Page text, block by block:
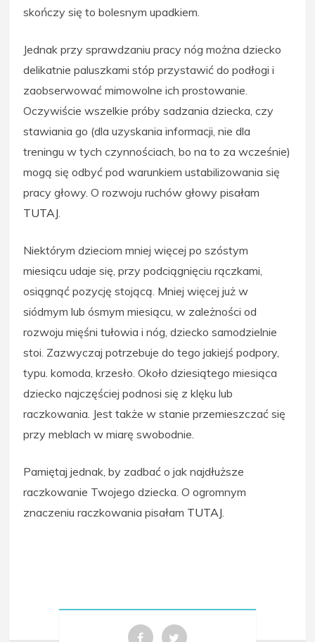
skończy się to bolesnym upadkiem.
Jednak przy sprawdzaniu pracy nóg można dziecko
delikatnie paluszkami stóp przystawić do podłogi i
zaobserwować mimowolne ich prostowanie.
Oczywiście wszelkie próby sadzania dziecka, czy
stawiania go (dla uzyskania informacji, nie dla
treningu w tych czynnościach, bo na to za wcześnie)
mogą się odbyć pod warunkiem ustabilizowania się
pracy głowy. O rozwoju ruchów głowy pisałam
TUTAJ
Niektórym dzieciom mniej więcej po szóstym
miesiącu udaje się, przy podciągnięciu rączkami,
osiągnąć pozycję stojącą. Mniej więcej już w
siódmym lub ósmym miesiącu, w zależności od
rozwoju mięśni tułowia i nóg, dziecko samodzielnie
stoi. Zazwyczaj potrzebuje do tego jakiejś podpory,
typu. komoda, krzesło. Około dziesiątego miesiąca
dziecko najczęściej podnosi się z klęku lub
raczkowania. Jest także w stanie przemieszczać się
przy meblach w miarę swobodnie.
Pamiętaj jednak, by zadbać o jak najdłuższe
raczkowanie Twojego dziecka. O ogromnym
znaczeniu raczkowania pisałam TUTAJ